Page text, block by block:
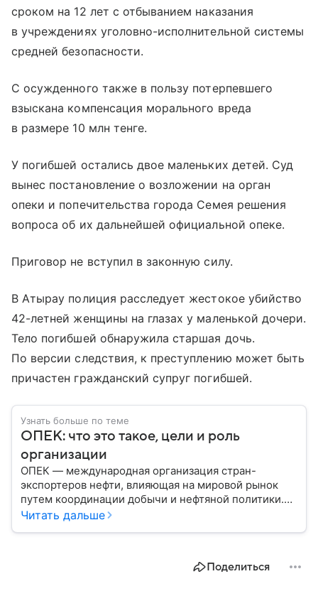
сроком на 12 лет с отбыванием наказания
в учреждениях уголовно-исполнительной системы
средней безопасности.
С осужденного также в пользу потерпевшего
взыскана компенсация морального вреда
в размере 10 млн тенге.
У погибшей остались двое маленьких детей. Суд
вынес постановление о возложении на орган
опеки и попечительства города Семея решения
вопроса об их дальнейшей официальной опеке.
Приговор не вступил в законную силу.
В Атырау полиция расследует жестокое убийство
42-летней женщины на глазах у маленькой дочери.
Тело погибшей обнаружила старшая дочь.
По версии следствия, к преступлению может быть
причастен гражданский супруг погибшей.
Узнать больше по теме
ОПЕК: что это такое, цели и роль
организации
ОПЕК — международная организация стран-
экспортеров нефти, влияющая на мировой рынок
путем координации добычи и нефтяной политики.
Решения ОПЕК регулярно отражаются на ценах
Читать дальше
Поделиться